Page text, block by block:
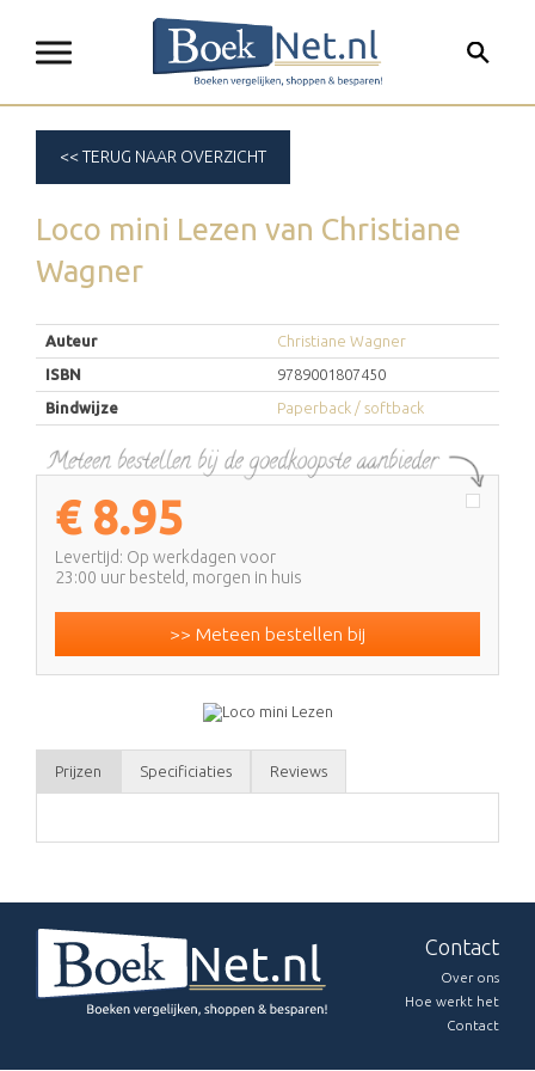
<< TERUG NAAR OVERZICHT
Loco mini Lezen van Christiane
Wagner
Auteur
Christiane Wagner
ISBN
9789001807450
Bindwijze
Paperback / softback
€ 8.95
Levertijd: Op werkdagen voor
23:00 uur besteld, morgen in huis
>> Meteen bestellen bij
Prijzen Specificiaties Reviews
Contact
Over ons
Hoe werkt het
Contact